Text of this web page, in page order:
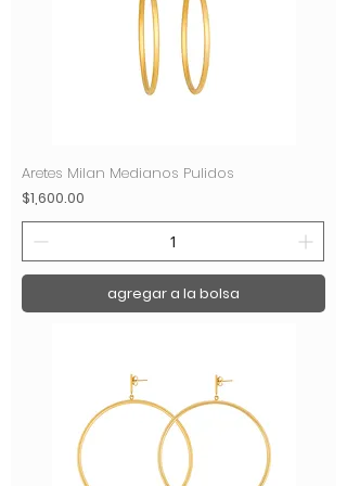
Aretes Milan Medianos Pulidos
Precio
$1,600.00
agregar a la bolsa